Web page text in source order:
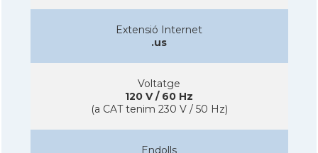
Extensió Internet
.us
Voltatge
120 V / 60 Hz
(a CAT tenim 230 V / 50 Hz)
Endolls